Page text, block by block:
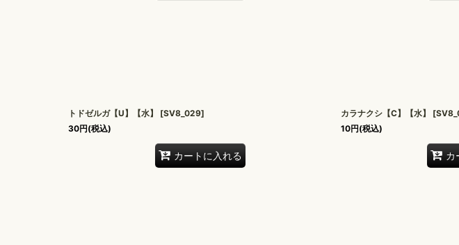
トドゼルガ【U】【水】 [SV8_029]
30円(税込)
カートに入れる
カラナクシ【C】【水】 [
10円(税込)
カ